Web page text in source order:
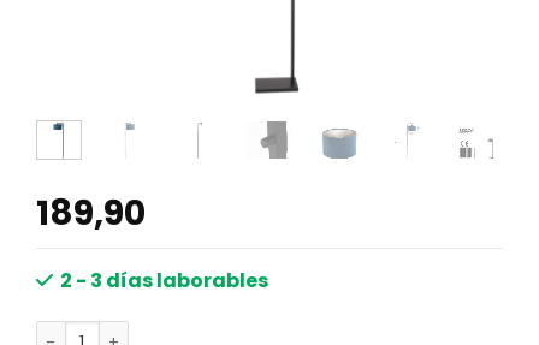
189,90
2 - 3 días laborables
Lámpara pie azul Steinhauer Stang negro cantidad